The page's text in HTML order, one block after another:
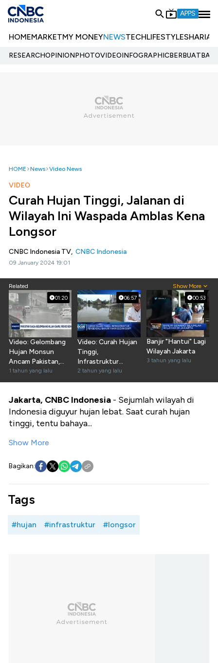
APPS
HOMEMARKETMY MONEYNEWSTECHLIFESTYLESHARIA
RESEARCHOPINIONPHOTOVIDEOINFOGRAPHIC
HOME News Video News
VIDEO
Curah Hujan Tinggi, Jalanan di
Wilayah Ini Waspada Amblas Kena
Longsor
CNBC Indonesia TV, CNBC Indonesia
09 January 2024 19:01
Related Show More
01:20
Video: Gelombang
Hujan Monsun
Ancam Pakistan,
299 Orang Tewas
1 tahun yang lalu
06:57
Video: Curah Hujan
Tinggi,
Infrastruktur
Pengendali Banjir
Sudah Siap?
2 tahun yang lalu
00:53
Banjir "Hantui" Lagi
Wilayah Jakarta
3 tahun yang lalu
Jakarta, CNBC Indonesia - Sejumlah wilayah di
Indonesia diguyur hujan lebat. Saat curah hujan
tinggi, tentu bahaya...
Show More
Bagikan:
Tags
#hujan #infrastruktur #longsor